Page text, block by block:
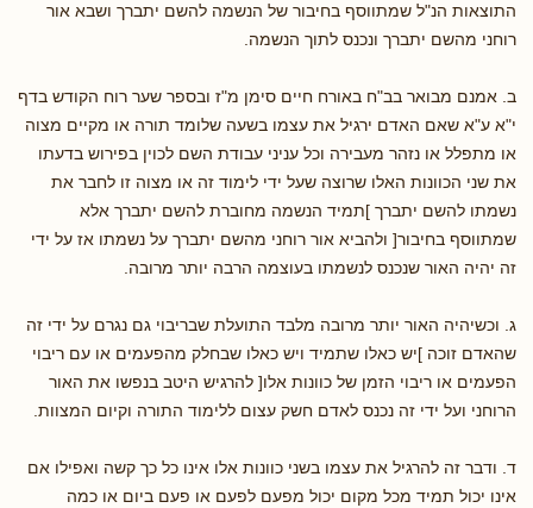
התוצאות הנ"ל שמתווסף בחיבור של הנשמה להשם יתברך ושבא אור
רוחני מהשם יתברך ונכנס לתוך הנשמה.
ב. אמנם מבואר בב"ח באורח חיים סימן מ"ז ובספר שער רוח הקודש בדף
י"א ע"א שאם האדם ירגיל את עצמו בשעה שלומד תורה או מקיים מצוה
או מתפלל או נזהר מעבירה וכל עניני עבודת השם לכוין בפירוש בדעתו
את שני הכוונות האלו שרוצה שעל ידי לימוד זה או מצוה זו לחבר את
נשמתו להשם יתברך ]תמיד הנשמה מחוברת להשם יתברך אלא
שמתווסף בחיבור[ ולהביא אור רוחני מהשם יתברך על נשמתו אז על ידי
זה יהיה האור שנכנס לנשמתו בעוצמה הרבה יותר מרובה.
ג. וכשיהיה האור יותר מרובה מלבד התועלת שבריבוי גם נגרם על ידי זה
שהאדם זוכה ]יש כאלו שתמיד ויש כאלו שבחלק מהפעמים או עם ריבוי
הפעמים או ריבוי הזמן של כוונות אלו[ להרגיש היטב בנפשו את האור
הרוחני ועל ידי זה נכנס לאדם חשק עצום ללימוד התורה וקיום המצוות.
ד. ודבר זה להרגיל את עצמו בשני כוונות אלו אינו כל כך קשה ואפילו אם
אינו יכול תמיד מכל מקום יכול מפעם לפעם או פעם ביום או כמה